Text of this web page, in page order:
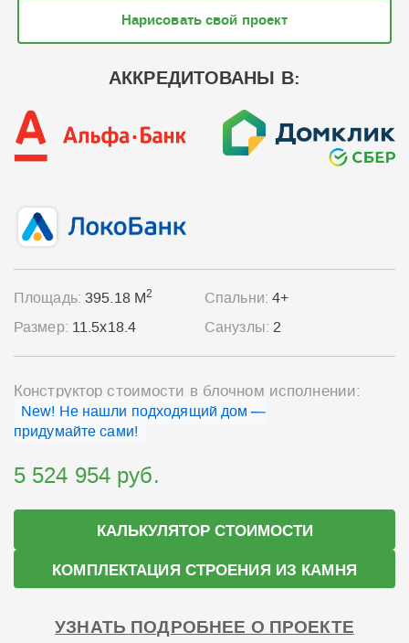
Нарисовать свой проект
АККРЕДИТОВАНЫ В:
Площадь:395.18 М2
Размер: 11.5x18.4
Спальни:4+
Санузлы:2
Конструктор стоимости в блочном исполнении:
New! Не нашли подходящий дом —
придумайте сами!
5 524 954 руб.
КАЛЬКУЛЯТОР СТОИМОСТИ
КОМПЛЕКТАЦИЯ СТРОЕНИЯ ИЗ КАМНЯ
УЗНАТЬ ПОДРОБНЕЕ О ПРОЕКТЕ